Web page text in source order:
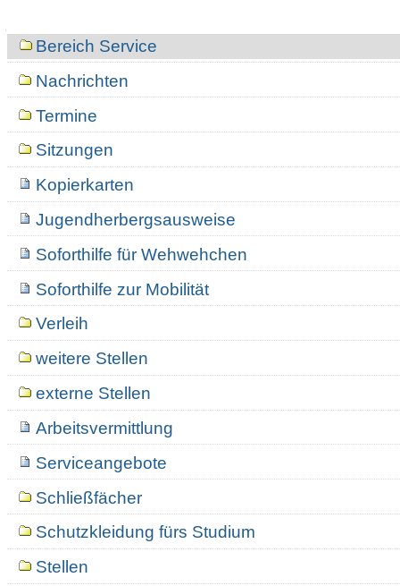
NavigationBereich Service
Nachrichten
Termine
Sitzungen
Kopierkarten
Jugendherbergsausweise
Soforthilfe für Wehwehchen
Soforthilfe zur Mobilität
Verleih
weitere Stellen
externe Stellen
Arbeitsvermittlung
Serviceangebote
Schließfächer
Schutzkleidung fürs Studium
Stellen